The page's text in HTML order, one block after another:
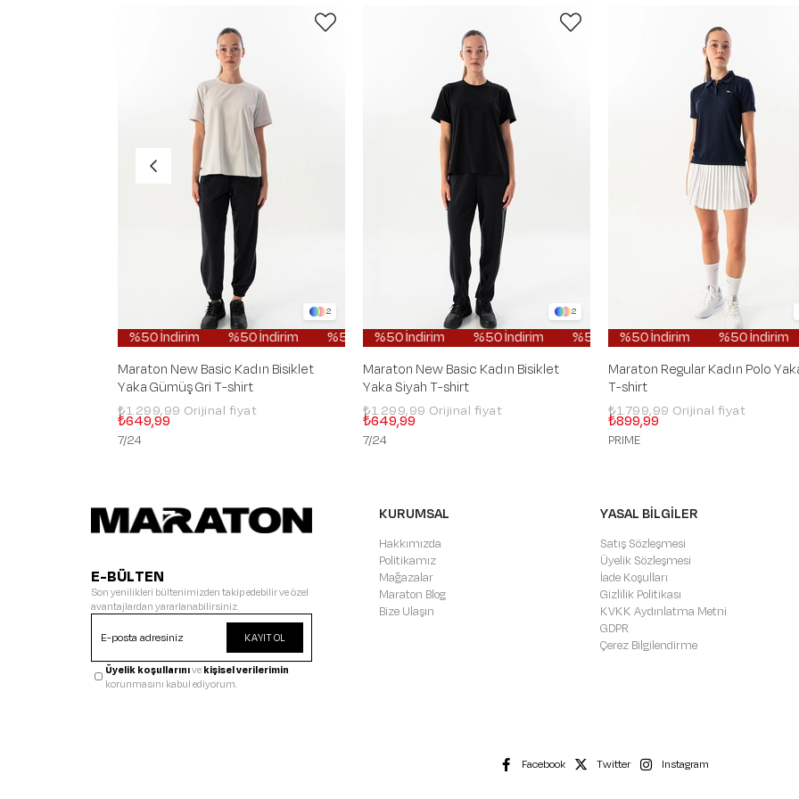
2
%50 İndirim %50 İndirim %50 İndirim %50 İndirim %50 İndirim %50 İndirim %50 İndirim
Maraton New Basic Kadın Bisiklet
Yaka Gümüş Gri T-shirt
₺649,99
₺1.299,99
7/24
2
%50 İndirim %50 İndirim %50 İndirim %50 İndirim %50 İndirim
Maraton New Basic Kadın Bisiklet
Yaka Siyah T-shirt
₺649,99
₺1.299,99
7/24
%50 İndirim %50 İndirim
Maraton Regular Kadın Polo
T-shirt
₺899,99
₺1.799,99
PRIME
E-BÜLTEN
Son yenilikleri bültenimizden takip edebilir ve özel
avantajlardan yararlanabilirsiniz.
KAYIT OL
Üyelik koşullarınıvekişisel verilerimin
korunmasını kabul ediyorum.
KURUMSAL
Hakkımızda
Politikamız
Mağazalar
Maraton Blog
Bize Ulaşın
YASAL BİLGİLER
Satış Sözleşmesi
Üyelik Sözleşmesi
İade Koşulları
Gizlilik Politikası
KVKK Aydınlatma Metni
GDPR
Çerez Bilgilendirme
Facebook Twitter Instagram